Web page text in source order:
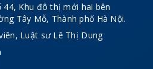
44, Khu đô thị mới hai bên
Tây Mỗ, Thành phố Hà Nội.
Luật sư Lê Thị Dung